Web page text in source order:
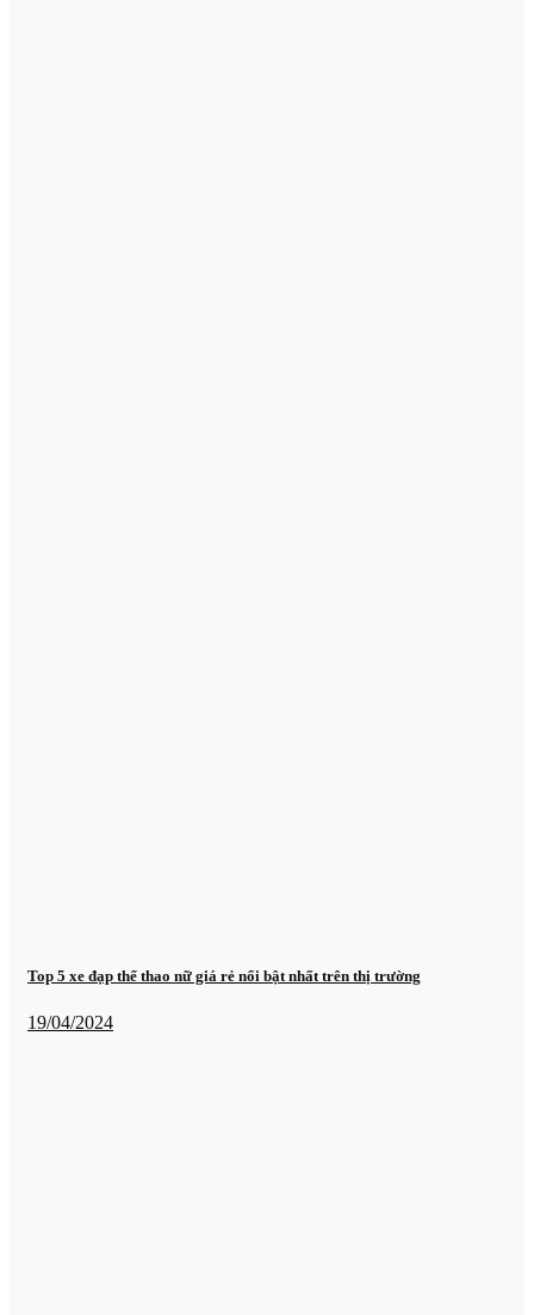
Top 5 xe đạp thể thao nữ giá rẻ nổi bật nhất trên thị trường
19/04/2024